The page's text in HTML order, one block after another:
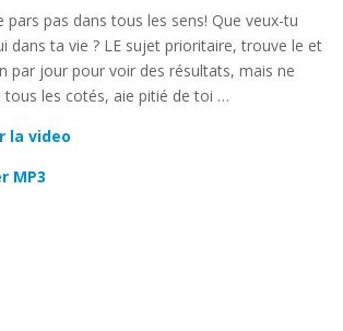
pars pas dans tous les sens! Que veux-tu
dans ta vie ? LE sujet prioritaire, trouve le et
par jour pour voir des résultats, mais ne
tous les cotés, aie pitié de toi …
la video
MP3